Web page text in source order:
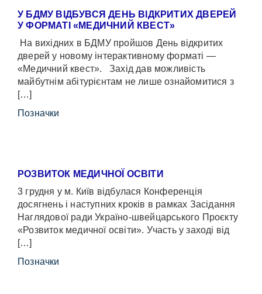
У БДМУ ВІДБУВСЯ ДЕНЬ ВІДКРИТИХ ДВЕРЕЙ
У ФОРМАТІ «МЕДИЧНИЙ КВЕСТ»
На вихідних в БДМУ пройшов День відкритих
дверей у новому інтерактивному форматі —
«Медичний квест». Захід дав можливість
майбутнім абітурієнтам не лише ознайомитися з
[…]
Позначки
РОЗВИТОК МЕДИЧНОЇ ОСВІТИ
3 грудня у м. Київ відбулася Конференція
досягнень і наступних кроків в рамках Засідання
Наглядової ради Україно-швейцарського Проєкту
«Розвиток медичної освіти». Участь у заході від
[…]
Позначки